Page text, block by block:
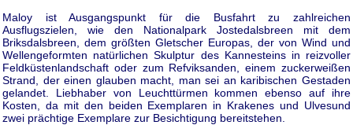
Maloy ist Ausgangspunkt für die Busfahrt zu zahlreichen
Ausflugszielen, wie den Nationalpark Jostedalsbreen mit dem
Briksdalsbreen, dem größten Gletscher Europas, der von Wind und
Wellengeformten natürlichen Skulptur des Kannesteins in reizvoller
Feldküstenlandschaft oder zum Refviksanden, einem zuckerweißen
Strand, der einen glauben macht, man sei an karibischen Gestaden
gelandet. Liebhaber von Leuchttürmen kommen ebenso auf ihre
Kosten, da mit den beiden Exemplaren in Krakenes und Ulvesund
zwei prächtige Exemplare zur Besichtigung bereitstehen.